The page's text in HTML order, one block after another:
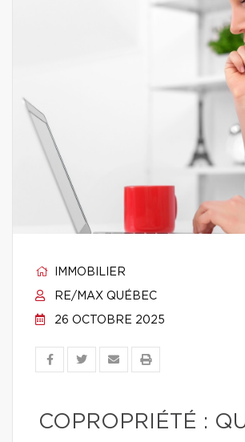
IMMOBILIER
RE/MAX QUÉBEC
26 OCTOBRE 2025
COPROPRIÉTÉ :